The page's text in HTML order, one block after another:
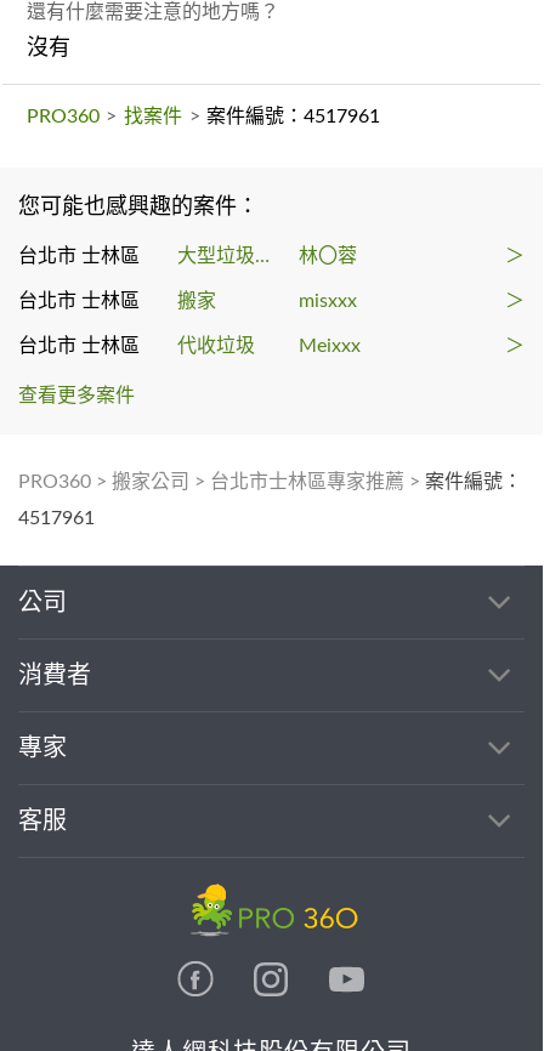
還有什麼需要注意的地方嗎？
沒有
PRO360 > 找案件 > 案件編號：4517961
您可能也感興趣的案件：
台北市 士林區 大型垃圾回收 林〇蓉 ＞
台北市 士林區 搬家 misxxx ＞
台北市 士林區 代收垃圾 Meixxx ＞
查看更多案件
PRO360 > 搬家公司 > 台北市士林區專家推薦 > 案件編號：
4517961
公司
消費者
專家
客服